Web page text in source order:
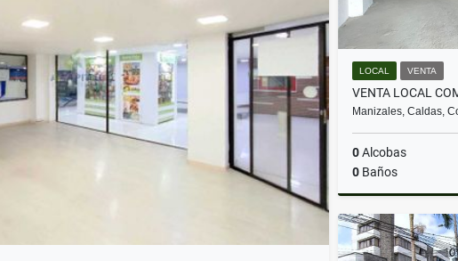
LOCAL VENTA
Manizales, Caldas,
0Alcobas
0 Baños